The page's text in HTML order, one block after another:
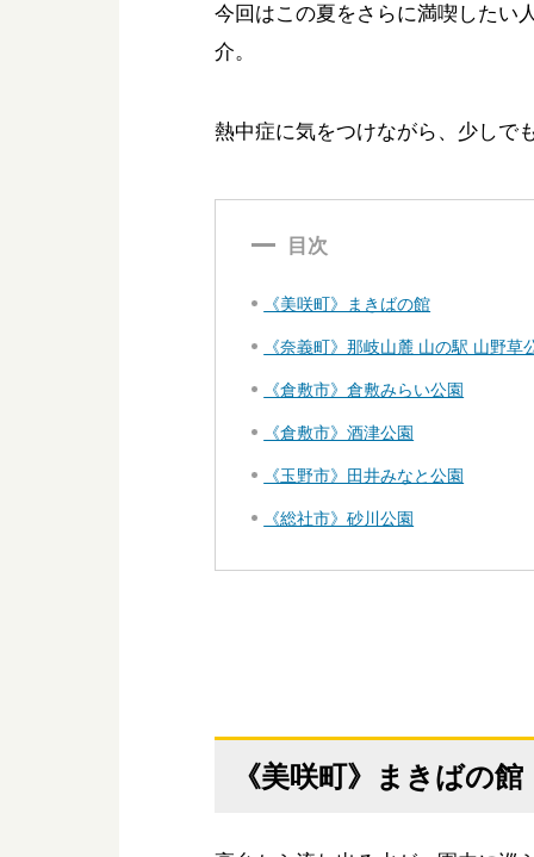
今回はこの夏をさらに満喫したい
介。
熱中症に気をつけながら、少しで
目次
《美咲町》まきばの館
《奈義町》那岐山麓 山の駅 山野草
《倉敷市》倉敷みらい公園
《倉敷市》酒津公園
《玉野市》田井みなと公園
《総社市》砂川公園
《美咲町》まきばの館